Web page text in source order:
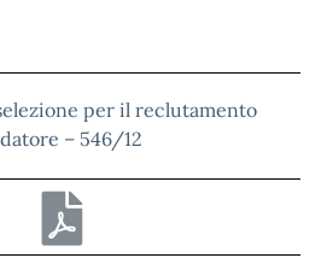
per il reclutamento
– 546/12